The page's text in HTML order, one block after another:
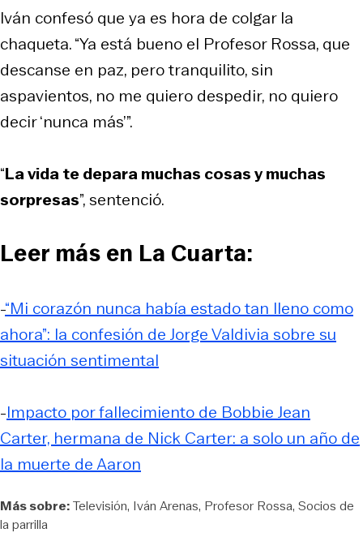
Iván confesó que ya es hora de colgar la
chaqueta. “Ya está bueno el Profesor Rossa, que
descanse en paz, pero tranquilito, sin
aspavientos, no me quiero despedir, no quiero
decir ‘nunca más’”.
“La vida te depara muchas cosas y muchas
sorpresas”, sentenció.
Leer más en La Cuarta:
-“Mi corazón nunca había estado tan lleno como
ahora”: la confesión de Jorge Valdivia sobre su
situación sentimental
-Impacto por fallecimiento de Bobbie Jean
Carter, hermana de Nick Carter: a solo un año de
la muerte de Aaron
Más sobre:Televisión Iván Arenas Profesor Rossa Socios de
la parrilla